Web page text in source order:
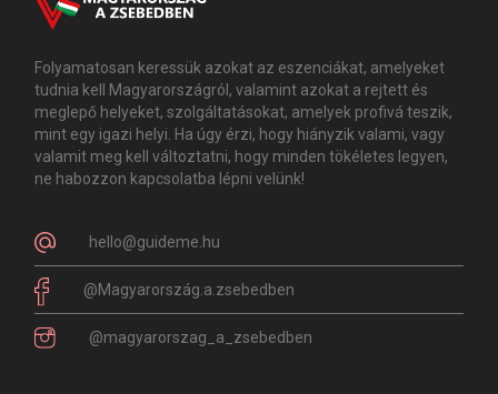
Folyamatosan keressük azokat az eszenciákat, amelyeket
tudnia kell Magyarországról, valamint azokat a rejtett és
meglepő helyeket, szolgáltatásokat, amelyek profivá teszik,
mint egy igazi helyi. Ha úgy érzi, hogy hiányzik valami, vagy
valamit meg kell változtatni, hogy minden tökéletes legyen,
ne habozzon kapcsolatba lépni velünk!
hello@guideme.hu
@Magyarország.a.zsebedben
@magyarorszag_a_zsebedben